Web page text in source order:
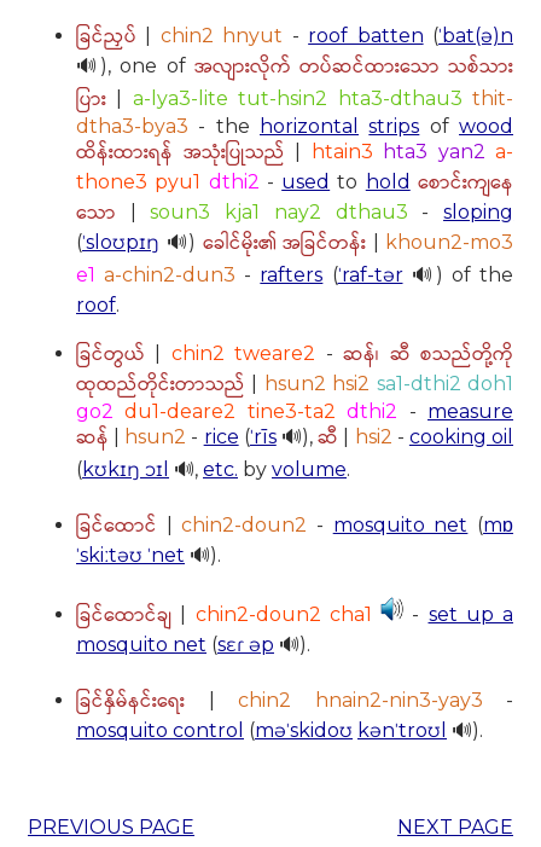
ခြင်ညှပ် chin2 hnyut - roof batten (ˈbat(ə)n
🔊), one of အလျားလိုက် တပ်ဆင်ထားသော သစ်သား
ပြား
a-lya3-lite tut-hsin2 hta3-dthau3 thit-
dtha3-bya3 - the horizontal strips ofwood
ထိန်းထားရန် အသုံးပြုသည် htain3 hta3 yan2 a-
thone3 pyu1 dthi2 - used to hold စောင်းကျနေ
သော |soun3 kja1 nay2 dthau3 -sloping
(ˈsloʊpɪŋ 🔊) ခေါင်မိုး၏ အခြင်တန်း
khoun2-mo3
e1 a-chin2-dun3 - rafters (ˈraf-tər🔊) of the
roof.
ခြင်တွယ် chin2 tweare2 -ဆန်၊ ဆီ စသည်တို့ကို
ထုထည်တိုင်းတာသည်
hsun2 hsi2 sa1-dthi2 doh1
go2
du1-deare2 tine3-ta2 dthi2 - measure
ဆန် hsun2 - rice (ˈrīs🔊),ဆီ hsi2 - cooking oil
(kʊkɪŋ ɔɪl 🔊, etc. by volume.
ခြင်ထောင် |chin2-doun2 - mosquito net (mɒ
ˈskiːtəʊ ˈnet 🔊).
ခြင်ထောင်ချ chin2-doun2 cha1 - set up a
mosquito net (sɛɾ əp 🔊).
ခြင်နှိမ်နင်းရေး chin2 hnain2-nin3-yay3 -
mosquito control (məˈskidoʊ kənˈtroʊl 🔊).
PREVIOUS PAGE NEXT PAGE